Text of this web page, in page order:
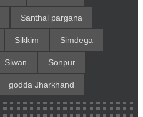
Santhal pargana
Sikkim Simdega
Siwan Sonpur
godda Jharkhand